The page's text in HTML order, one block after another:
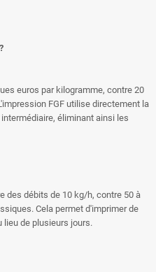
euros par kilogramme, contre 20
FGF utilise directement la
éliminant ainsi les
des débits de 10 kg/h, contre 50 à
Cela permet d'imprimer de
lieu de plusieurs jours.